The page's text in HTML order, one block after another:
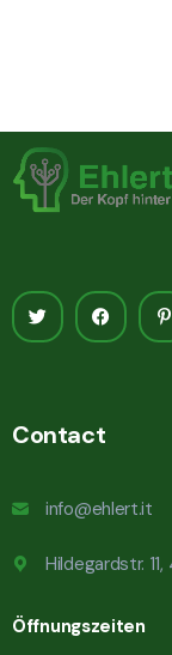
Contact
info@ehlert.it
Hildegardstr.
Öffnungszeiten